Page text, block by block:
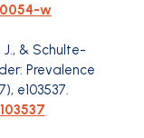
w
J., & Schulte-
Prevalence
e103537.